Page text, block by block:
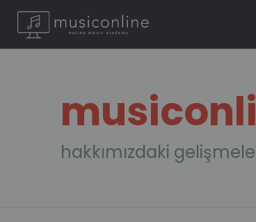
hakkımızdaki